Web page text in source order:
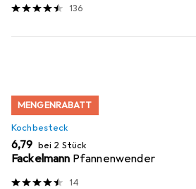
136
MENGENRABATT
Kochbesteck
EUR
6,79 bei 2 Stück
Fackelmann Pfannenwender
14